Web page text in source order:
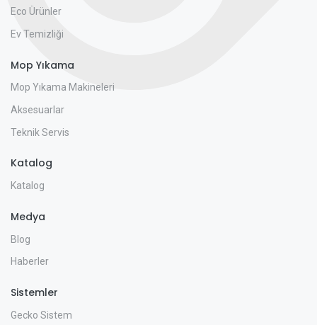
Eco Ürünler
Ev Temizliği
Mop Yıkama
Mop Yıkama Makineleri
Aksesuarlar
Teknik Servis
Katalog
Katalog
Medya
Blog
Haberler
Sistemler
Gecko Sistem